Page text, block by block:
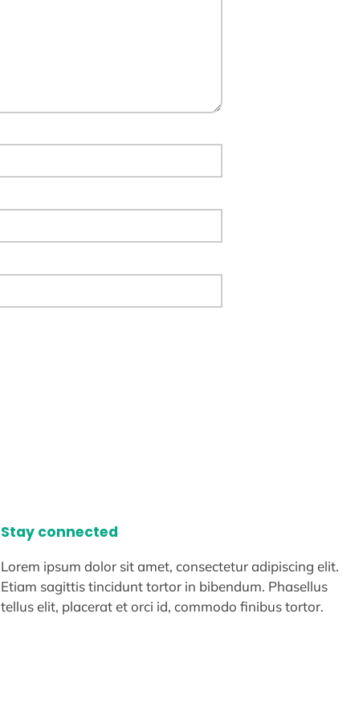
Stay connected
Lorem ipsum dolor sit amet, consectetur adipiscing elit.
Etiam sagittis tincidunt tortor in bibendum. Phasellus
tellus elit, placerat et orci id, commodo finibus tortor.